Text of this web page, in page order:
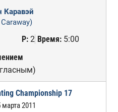
Каравэй
Р:2 Время:5:00
Championship 17
2011